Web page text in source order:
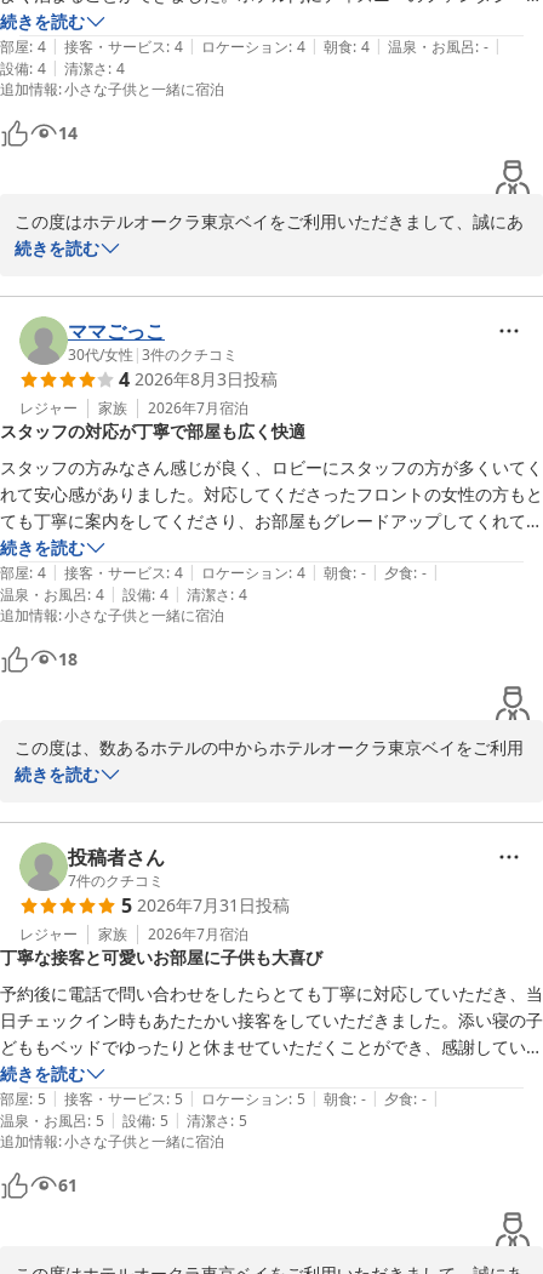
ホテルオークラ東京ベイ
2026-08-07
ョップがあるので、混雑することなく子どもとゆっくり見れ、子連れ旅
にストレスなく楽しめました
続きを読む
部屋: 4 | 接客・サービス: 4 | ロケーション: 4 | 朝食: 4 | 温泉・お風呂: - |
設備: 4 | 清潔さ: 4
追加情報:小さな子供と一緒に宿泊
14
この度はホテルオークラ東京ベイをご利用いただきまして、誠にあ
りがとうございました。スタッフの対応にお褒めのお言葉をいただ
あったかと存じますが、快適な時間をお届けできたことは何よりで
ございます。いただいたお言葉に甘んじることなく、設備のケアに
もより一層注力してまいります。小さなお子様を連れてのご旅行は
何かと気を使うことも多いかと存じますが、楽しめたという一言を
いただき、本当に安心いたしました。これからもご家族皆様の思い
出に残る滞在を提供できるよう、笑顔でおもてなしを続けてまいり
ます。またお目にかかれます日をスタッフ一同心よりお待ち申し上
げております。ご投稿ありがとうございました。
ホテルオークラ東京ベイ
2026-08-07
続きを読む
ママごっこ
30代/女性 |3件のクチコミ
4 2026年8月3日投稿
レジャー 家族 2026年7月宿泊
スタッフの対応が丁寧で部屋も広く快適
スタッフの方みなさん感じが良く、ロビーにスタッフの方が多くいてく
れて安心感がありました。対応してくださったフロントの女性の方もと
ても丁寧に案内をしてくださり、お部屋もグレードアップしてくれてあ
りがたかったです。私と小学生、未就学児の3人での宿泊だったので、
広いベッド２つがくっついているお部屋はとても嬉しかったです！(だ
いたいスーペリアツインだとベッドが離れているため)お部屋も綺麗で
快適に過ごせました。
また泊まりに行きます！
続きを読む
部屋: 4 | 接客・サービス: 4 | ロケーション: 4 | 朝食: - | 夕食: - |
温泉・お風呂: 4 | 設備: 4 | 清潔さ: 4
追加情報:小さな子供と一緒に宿泊
18
この度は、数あるホテルの中からホテルオークラ東京ベイをご利用
いただきまして、誠にありがとうございました。スタッフの対応に
なっております。お子様連れでのご旅行は何かとご不安な点もあっ
たかと存じますが、私どものご案内が少しでもお役に立てたのであ
れば幸いでございます。今回お泊まりいただいたハリウッドツイン
仕様のお部屋は、小さなお子様連れのお客様にも添い寝がしやすく
安心だと大変ご好評をいただいております。お部屋の清潔感や快適
さについてもご満足いただけ、ご家族皆様で心地よいひとときをお
過ごしいただけた様子が伺え、私どもも大変嬉しく思っておりま
す。今後もご家族皆様にお寛ぎいただける空間と、心地よいサービ
スを提供してまいります。またお目にかかれます日をスタッフ一同
心よりお待ち申し上げております。ご投稿ありがとうございまし
た。
ホテルオークラ東京ベイ
2026-08-06
続きを読む
投稿者さん
7件のクチコミ
5 2026年7月31日投稿
レジャー 家族 2026年7月宿泊
丁寧な接客と可愛いお部屋に子供も大喜び
予約後に電話で問い合わせをしたらとても丁寧に対応していただき、当
日チェックイン時もあたたかい接客をしていただきました。添い寝の子
どももベッドでゆったりと休ませていただくことができ、感謝していま
す。マーメイドのお部屋もかわいくて子どもが大喜びでした！ありがと
うございました！
続きを読む
部屋: 5 | 接客・サービス: 5 | ロケーション: 5 | 朝食: - | 夕食: - |
温泉・お風呂: 5 | 設備: 5 | 清潔さ: 5
追加情報:小さな子供と一緒に宿泊
61